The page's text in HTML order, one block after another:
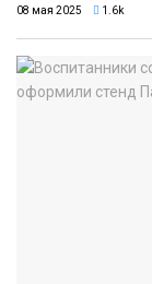
08 мая 2025 1.6k